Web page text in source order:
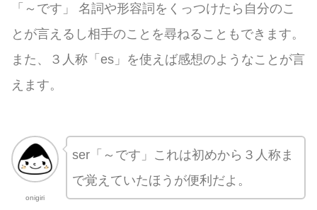
「～です」 名詞や形容詞をくっつけたら自分のこ
とが言えるし相手のことを尋ねることもできます。
また、３人称「es」を使えば感想のようなことが言
えます。
onigiri
ser「～です」これは初めから３人称ま
で覚えていたほうが便利だよ。